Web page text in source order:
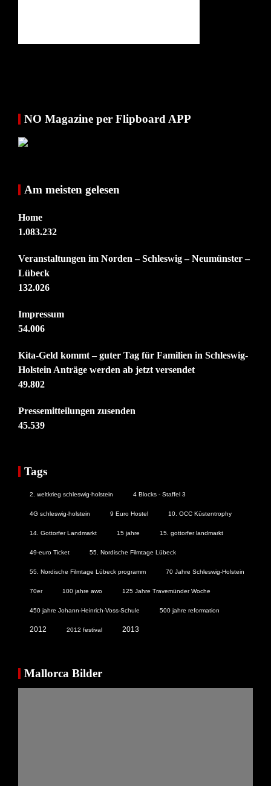
NO Magazine per Flipboard APP
Am meisten gelesen
Home
1.083.232
Veranstaltungen im Norden – Schleswig – Neumünster –
Lübeck
132.026
Impressum
54.006
Kita-Geld kommt – guter Tag für Familien in Schleswig-
Holstein Anträge werden ab jetzt versendet
49.802
Pressemitteilungen zusenden
45.539
Tags
2. weltkrieg schleswig-holstein 4 Blocks - Staffel 3
4G schleswig-holstein 9 Euro Hostel 10. OCC Küstentrophy
14. Gottorfer Landmarkt 15 jahre 15. gottorfer landmarkt
49-euro Ticket 55. Nordische Filmtage Lübeck
55. Nordische Filmtage Lübeck programm 70 Jahre Schleswig-Holstein
70er 100 jahre awo 125 Jahre Travemünder Woche
450 jahre Johann-Heinrich-Voss-Schule 500 jahre reformation
2012 2012 festival 2013
Mallorca Bilder